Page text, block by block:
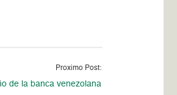
Proximo Post:
de la banca venezolana